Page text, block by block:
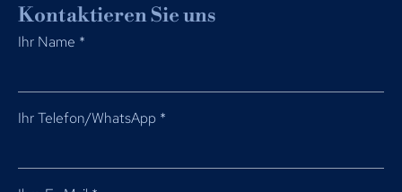
Kontaktieren Sie uns
Ihr Name *
Ihr Telefon/WhatsApp *